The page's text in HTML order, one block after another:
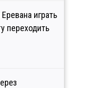
играть
переходить